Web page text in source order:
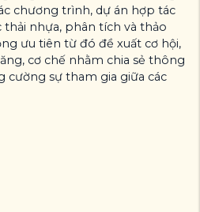
chương trình, dự án hợp tác
thải nhựa, phân tích và thảo
ưu tiên từ đó đề xuất cơ hội,
cơ chế nhằm chia sẻ thông
cường sự tham gia giữa các